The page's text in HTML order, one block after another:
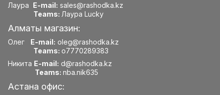
Лаура E-mail: sales@rashodka.kz
Teams: Лаура Lucky
Алматы магазин:
Олег E-mail: oleg@rashodka.kz
Teams: o7770289383
Никита E-mail: d@rashodka.kz
Teams: nba.nik635
Астана офис: